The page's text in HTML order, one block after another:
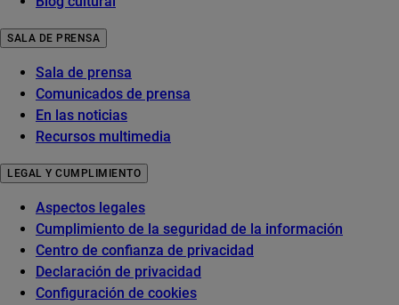
SALA DE PRENSA
Sala de prensa
Comunicados de prensa
En las noticias
Recursos multimedia
LEGAL Y CUMPLIMIENTO
Aspectos legales
Cumplimiento de la seguridad de la información
Centro de confianza de privacidad
Declaración de privacidad
Configuración de cookies